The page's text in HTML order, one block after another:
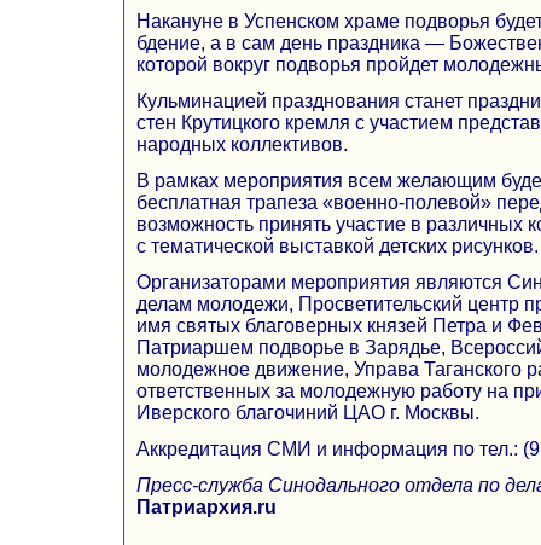
Накануне в Успенском храме подворья
бдение, а в сам день праздника —
которой вокруг подворья пройдет
Кульминацией празднования станет
стен Крутицкого кремля с участием
народных коллективов.
В рамках мероприятия всем желающим
бесплатная трапеза «военно-полевой»
возможность принять участие в различных
с тематической выставкой детских рисунков.
Организаторами мероприятия являются
делам молодежи, Просветительский центр
имя святых благоверных князей Петра и
Патриаршем подворье в Зарядье,
молодежное движение, Управа Таганского
ответственных за молодежную работу на
Иверского благочиний ЦАО г. Москвы.
Аккредитация СМИ и информация по тел.:
Пресс-служба Синодального отдела по
Патриархия.ru